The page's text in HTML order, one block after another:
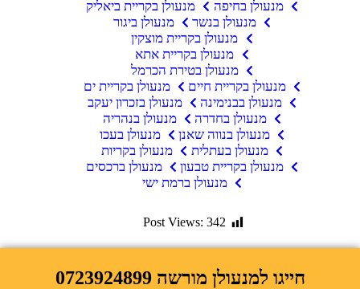
מנעולן בחיפה
מנעולן בקריית ביאליק
מנעולן בנשר
מנעולן ביגור
מנעולן בקריית מוצקין
מנעולן בקריית אתא
מנעולן בטירת הכרמל
מנעולן בקריית חיים
מנעולן בקריית ים
מנעולן בבנימינה
מנעולן בזכרון יעקב
מנעולן בחדרה
מנעולן בנהריה
מנעולן בנווה שאנן
מנעולן בעכו
מנעולן בעתלית
מנעולן בקריות
מנעולן בקריית טבעון
מנעולן ברכסים
מנעולן ברמת ישי
Post Views: 342
חייגו למנעולן מורשה 0723924899